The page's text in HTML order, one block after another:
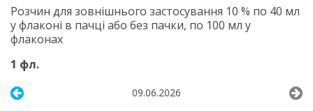
Розчин для зовнішнього застосування 10 % по 40 мл
у флаконі в пачці або без пачки, по 100 мл у
флаконах
1 фл.
09.06.2026